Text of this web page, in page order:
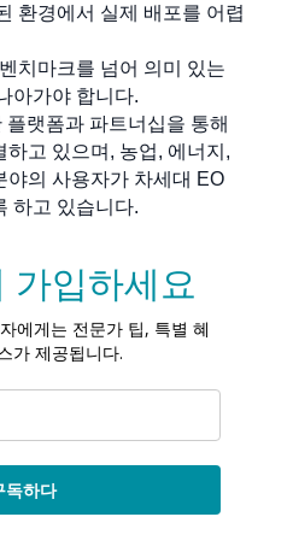
환경에서 실제 배포를 어렵
치마크를 넘어 의미 있는
아가야 합니다.
랫폼과 파트너십을 통해
고 있으며, 농업, 에너지,
야의 사용자가 차세대 EO
하고 있습니다.
가입하세요
에게는 전문가 팁, 특별 혜
가 제공됩니다.
독하다